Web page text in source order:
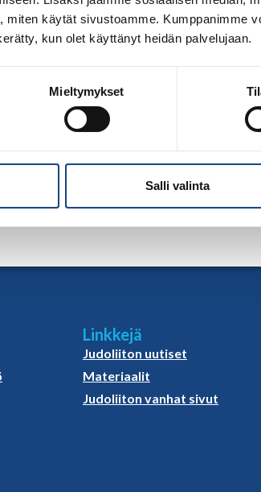
miten käytät sivustoamme. Kumppanimme
kun olet käyttänyt heidän palvelujaan.
Mieltymykset
Salli valinta
kansainvälinen leiri Lempäälän Ideaparkin
Erillistä ilmoittautumista ei edellytetä.
Linkkejä
Judoliiton uutiset
Materiaalit
Judoliiton vanhat sivut